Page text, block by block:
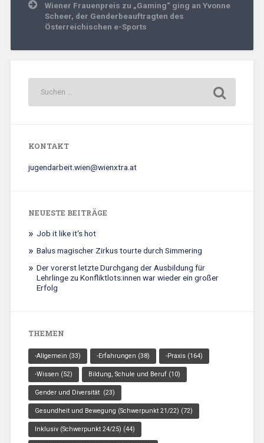
Wiener Frauenpreis zu „Gaming“ ging an Yvonne
Scheer, der Genderbeauftragten des
Österreichischen e-Sports
KONTAKT
jugendarbeit.wien@wienxtra.at
NEUESTE BEITRÄGE
Job it like it‘s hot
Balus magischer Zirkus tourte durch Simmering
Der vorerst letzte Durchgang der Ausbildung für
Lehrlinge zu Konfliktlots:innen war wieder ein großer
Erfolg
THEMEN
-Allgemein (33) -Erfahrungen (38) -Praxis(164)
-Wissen (52) Bildung, Schule und Beruf(10)
Gender und Diversität (23)
Gesundheit und Bewegung (Schwerpunkt 21/22) (72)
Inklusiv (Schwerpunkt 24/25) (44)